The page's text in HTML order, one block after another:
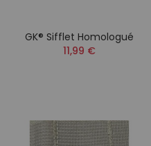
GK® Sifflet Homologué
11,99 €